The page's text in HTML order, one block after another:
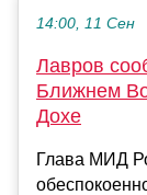
14:00, 11 Сен
Лавров
Ближнем
Дохе
Глава МИД